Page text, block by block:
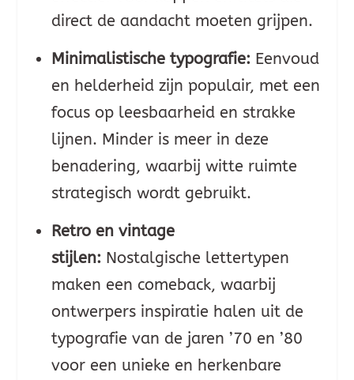
direct de aandacht moeten grijpen.
Minimalistische typografie: Eenvoud
en helderheid zijn populair, met een
focus op leesbaarheid en strakke
lijnen. Minder is meer in deze
benadering, waarbij witte ruimte
strategisch wordt gebruikt.
Retro en vintage
stijlen: Nostalgische lettertypen
maken een comeback, waarbij
ontwerpers inspiratie halen uit de
typografie van de jaren ’70 en ’80
voor een unieke en herkenbare